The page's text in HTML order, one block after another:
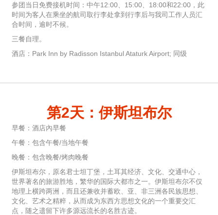
参团当日免费接机时间：中午12:00、15:00、18:00和22:00，此
时间为客人在乘坐的航司取行李处拿到行李后与我司工作人员汇
合时间，逾时不候。
三餐自理。
酒店：Park Inn by Radisson Istanbul Ataturk Airport; 同级
第2天：伊斯坦布尔
早餐：酒店內早餐
午餐：包含午餐/当地午餐
晚餐：包含晚餐/烤肉晚餐
伊斯坦布尔，原名君士坦丁堡，土耳其经济、文化、交通中心，
世界著名的旅游胜地，繁华的国际大都市之一。伊斯坦布尔不仅
地理上横跨两洲，而且还兼收并蓄欧、亚、非三洲各民族思想、
文化、艺术之精粹，从而成为东西方思想文化的一个重要交汇
点，随之遗留下许多源远流长的名胜古迹。